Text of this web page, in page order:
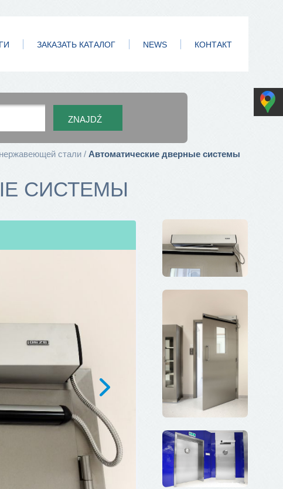
ЗАКАЗАТЬ КАТАЛОГ NEWS КОНТАКТ
стали Автоматические дверные системы
СИСТЕМЫ